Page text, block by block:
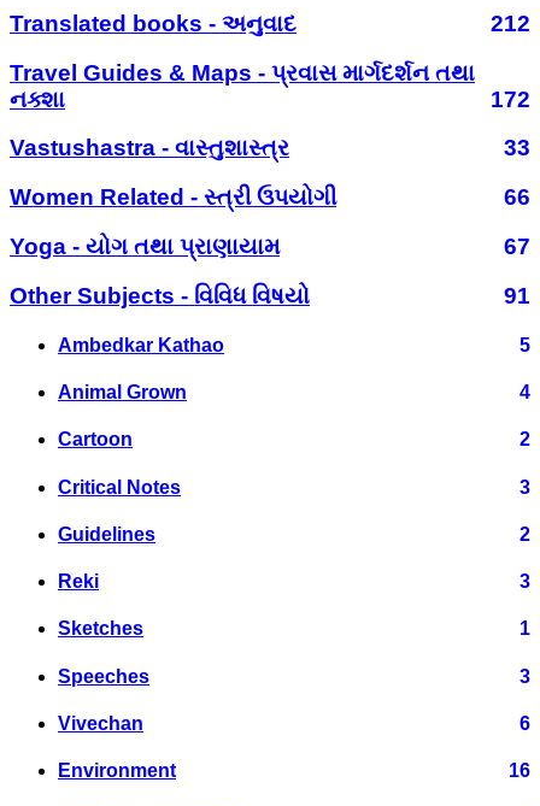
Translated books - અનુવાદ
212
Travel Guides & Maps - પ્રવાસ માર્ગદર્શન તથા
નક્શા
172
Vastushastra - વાસ્તુશાસ્ત્ર
33
Women Related - સ્ત્રી ઉપયોગી
66
Yoga - યોગ તથા પ્રાણાયામ
67
Other Subjects - વિવિધ વિષયો
91
Ambedkar Kathao 5
Animal Grown 4
Cartoon 2
Critical Notes 3
Guidelines 2
Reki 3
Sketches 1
Speeches 3
Vivechan 6
Environment 16